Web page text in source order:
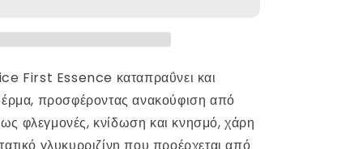
First Essence καταπραΰνει και
προσφέροντας ανακούφιση από
φλεγμονές, κνίδωση και κνησμό, χάρη